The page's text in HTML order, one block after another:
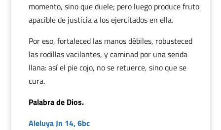
momento, sino que duele; pero luego produce fruto
apacible de justicia a los ejercitados en ella.
Por eso, fortaleced las manos débiles, robusteced
las rodillas vacilantes, y caminad por una senda
llana: así el pie cojo, no se retuerce, sino que se
cura.
Palabra de Dios.
Aleluya Jn 14, 6bc